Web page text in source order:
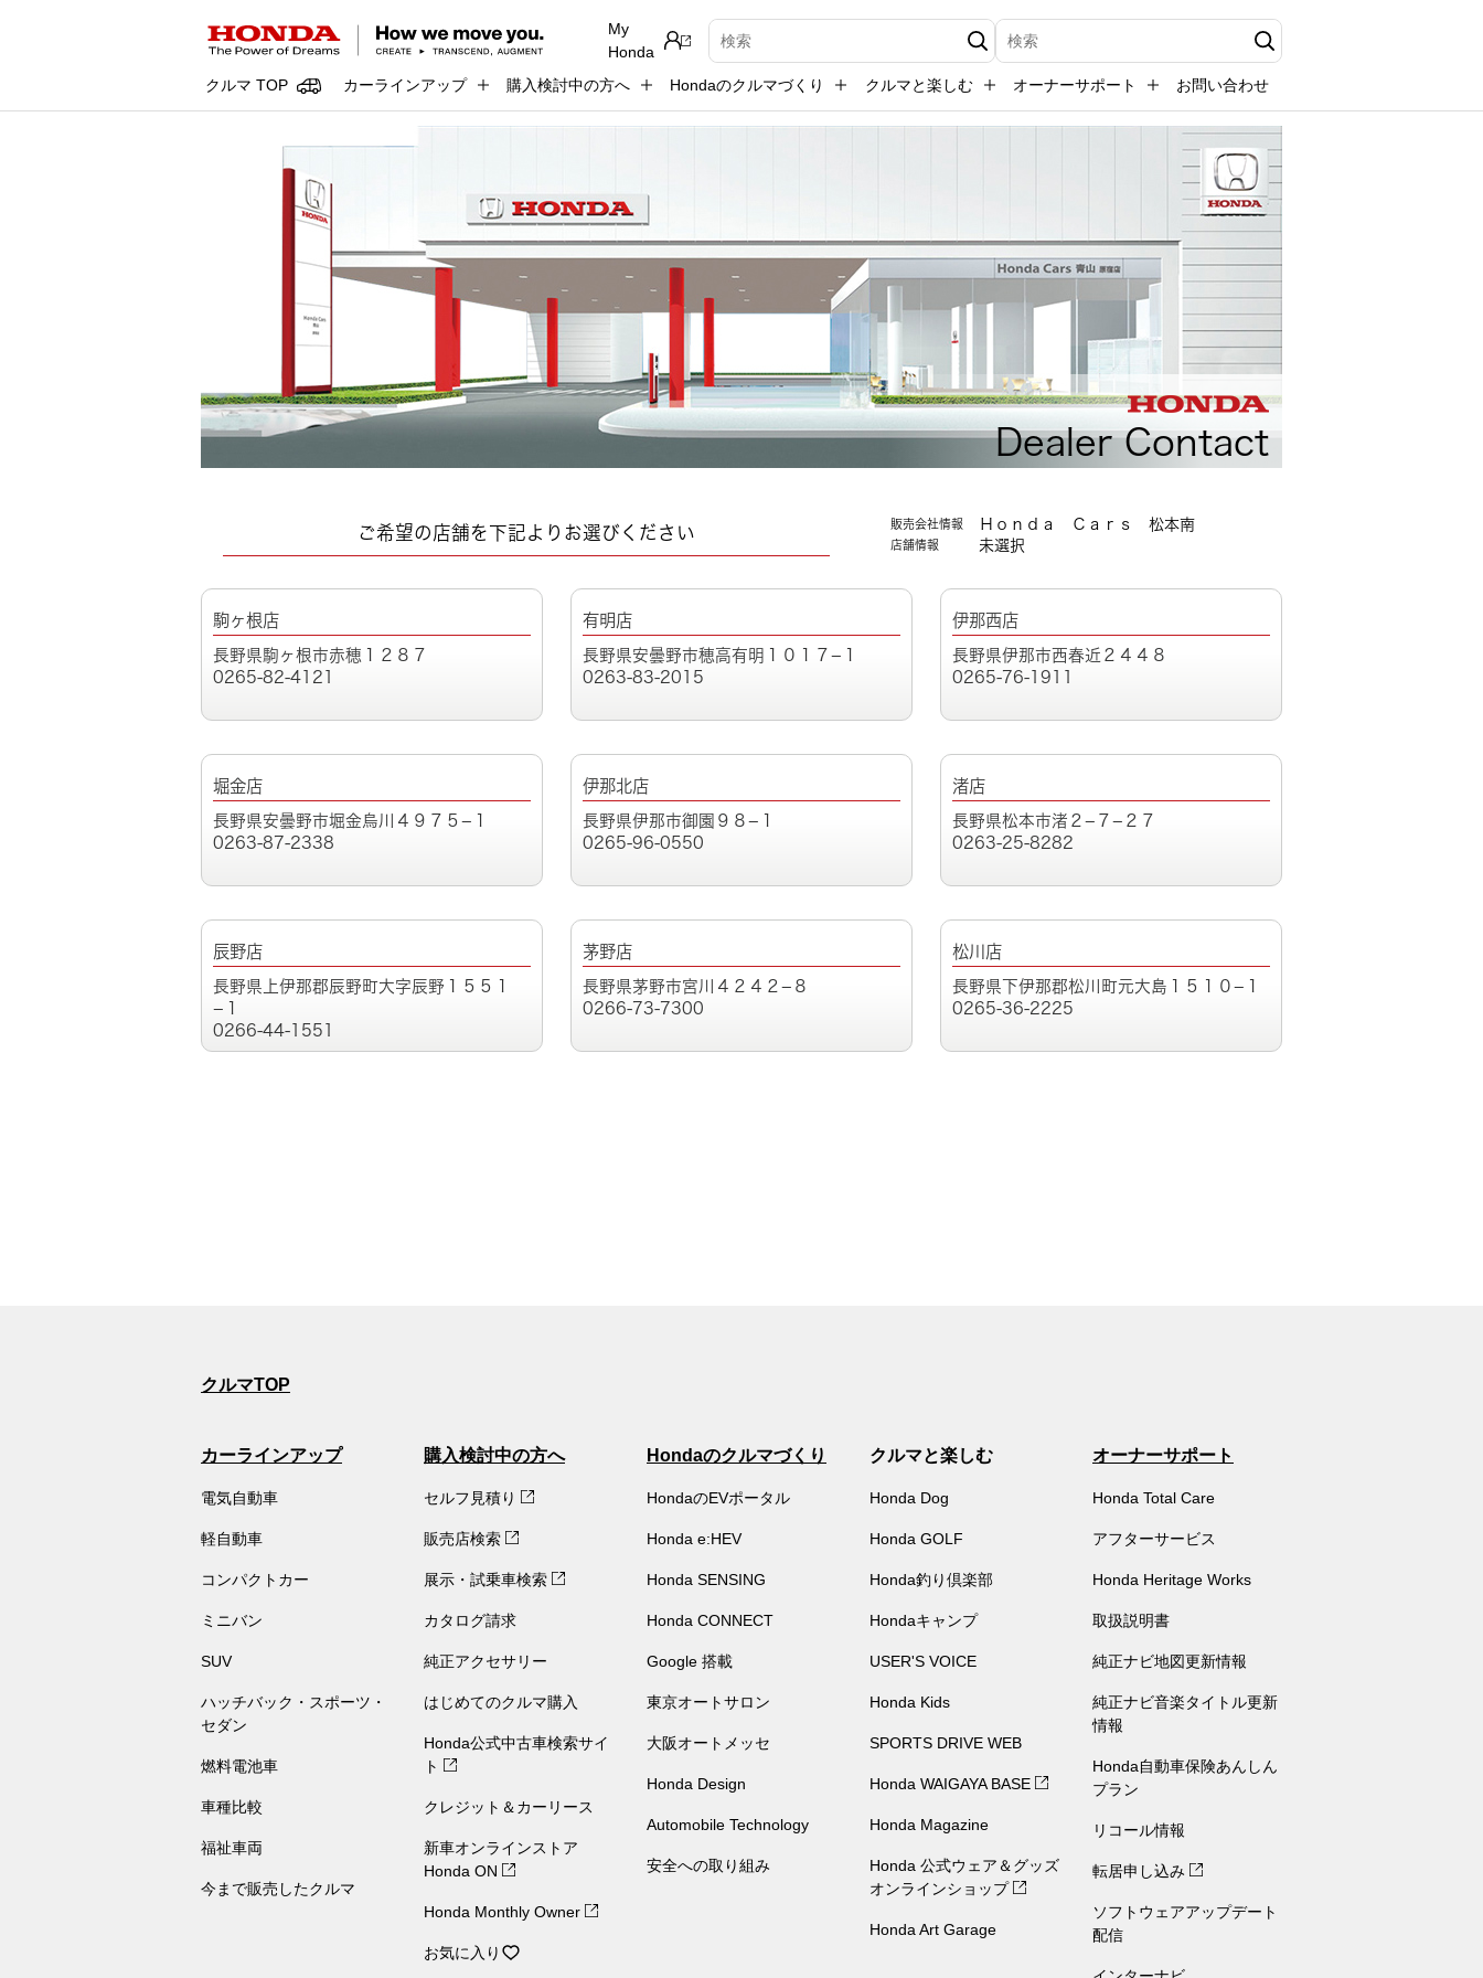
My
Honda
検索キーワード入力 検索キーワード入力
クルマ TOP カーラインアップ 購入検討中の方へ Hondaのクルマづくり クルマと楽しむ オーナーサポート お問い合わせ
Dealer Contact
販売会社情報 Ｈｏｎｄａ Ｃａｒｓ 松本南
店舗情報 未選択
ご希望の店舗を下記よりお選びください
駒ヶ根店
長野県駒ヶ根市赤穂１２８７
0265-82-4121
有明店
長野県安曇野市穂高有明１０１７−１
0263-83-2015
伊那西店
長野県伊那市西春近２４４８
0265-76-1911
堀金店
長野県安曇野市堀金烏川４９７５−１
0263-87-2338
伊那北店
長野県伊那市御園９８−１
0265-96-0550
渚店
長野県松本市渚２−７−２７
0263-25-8282
辰野店
長野県上伊那郡辰野町大字辰野１５５１
−１
0266-44-1551
茅野店
長野県茅野市宮川４２４２−８
0266-73-7300
松川店
長野県下伊那郡松川町元大島１５１０−１
0265-36-2225
クルマTOP
カーラインアップ
電気自動車
軽自動車
コンパクトカー
ミニバン
SUV
ハッチバック・スポーツ・
セダン
燃料電池車
車種比較
福祉車両
今まで販売したクルマ
購入検討中の方へ
セルフ見積り
販売店検索
展示・試乗車検索
カタログ請求
純正アクセサリー
はじめてのクルマ購入
Honda公式中古車検索サイ
ト
クレジット＆カーリース
新車オンラインストア
Honda ON
Honda Monthly Owner
お気に入り
Hondaのクルマづくり
HondaのEVポータル
Honda e:HEV
Honda SENSING
Honda CONNECT
Google 搭載
東京オートサロン
大阪オートメッセ
Honda Design
Automobile Technology
安全への取り組み
クルマと楽しむ
Honda Dog
Honda GOLF
Honda釣り倶楽部
Hondaキャンプ
USER'S VOICE
Honda Kids
SPORTS DRIVE WEB
Honda WAIGAYA BASE
Honda Magazine
Honda 公式ウェア＆グッズ
オンラインショップ
Honda Art Garage
オーナーサポート
Honda Total Care
アフターサービス
Honda Heritage Works
取扱説明書
純正ナビ地図更新情報
純正ナビ音楽タイトル更新
情報
Honda自動車保険あんしん
プラン
リコール情報
転居申し込み
ソフトウェアアップデート
配信